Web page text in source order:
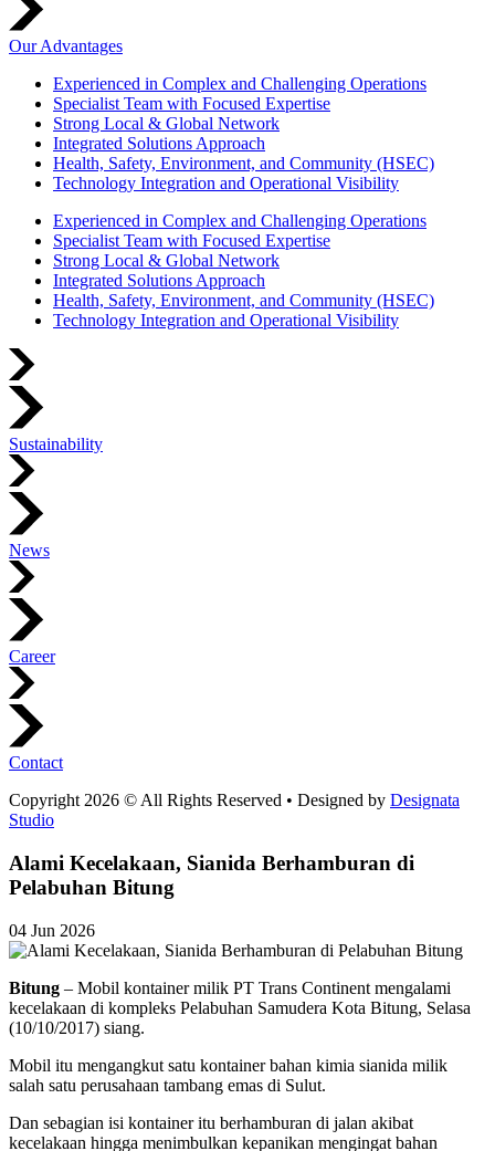
Our Advantages
Experienced in Complex and Challenging Operations
Specialist Team with Focused Expertise
Strong Local & Global Network
Integrated Solutions Approach
Health, Safety, Environment, and Community (HSEC)
Technology Integration and Operational Visibility
Experienced in Complex and Challenging Operations
Specialist Team with Focused Expertise
Strong Local & Global Network
Integrated Solutions Approach
Health, Safety, Environment, and Community (HSEC)
Technology Integration and Operational Visibility
Sustainability
News
Career
Contact
Copyright 2026 © All Rights Reserved • Designed by Designata
Studio
Alami Kecelakaan, Sianida Berhamburan di
Pelabuhan Bitung
04 Jun 2026
Bitung – Mobil kontainer milik PT Trans Continent mengalami
kecelakaan di kompleks Pelabuhan Samudera Kota Bitung, Selasa
(10/10/2017) siang.
Mobil itu mengangkut satu kontainer bahan kimia sianida milik
salah satu perusahaan tambang emas di Sulut.
Dan sebagian isi kontainer itu berhamburan di jalan akibat
kecelakaan hingga menimbulkan kepanikan mengingat bahan